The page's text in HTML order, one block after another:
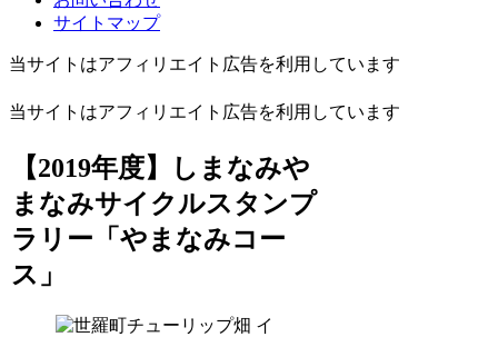
サイトマップ
当サイトはアフィリエイト広告を利用しています
当サイトはアフィリエイト広告を利用しています
【2019年度】しまなみや
まなみサイクルスタンプ
ラリー「やまなみコー
ス」
イ